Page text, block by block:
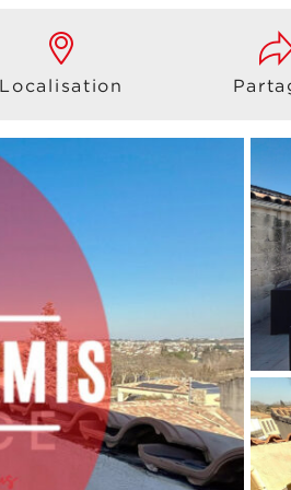
Localisation